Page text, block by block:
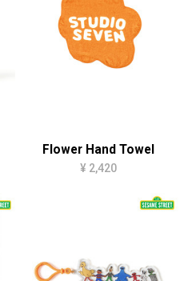
Flower Hand Towel
¥ 2,420